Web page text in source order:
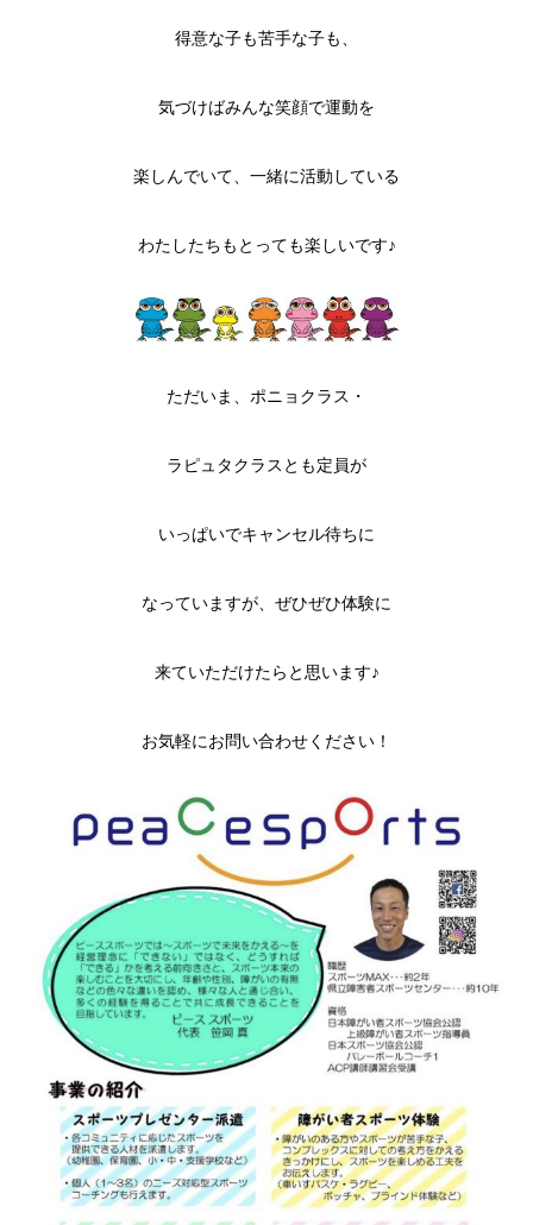
得意な子も苦手な子も、
気づけばみんな笑顔で運動を
楽しんでいて、一緒に活動している
わたしたちもとっても楽しいです♪
ただいま、ポニョクラス・
ラピュタクラスとも定員が
いっぱいでキャンセル待ちに
なっていますが、ぜひぜひ体験に
来ていただけたらと思います♪
お気軽にお問い合わせください！